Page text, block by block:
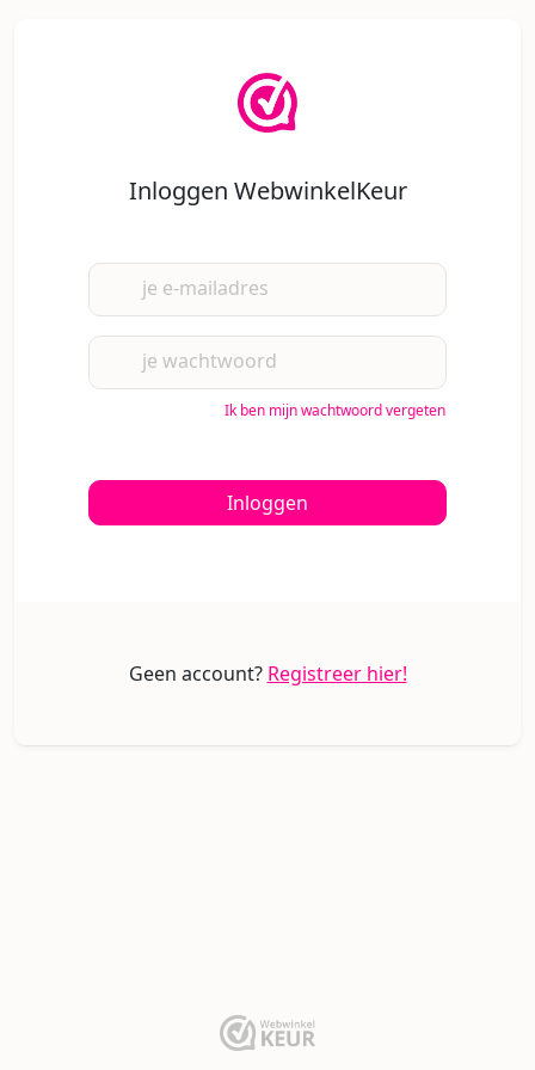
Inloggen WebwinkelKeur
je e-mailadres
je wachtwoord
Ik ben mijn wachtwoord vergeten
Inloggen
Geen account? Registreer hier!